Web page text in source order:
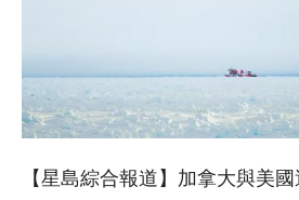
【星島綜合報道】加拿大與美